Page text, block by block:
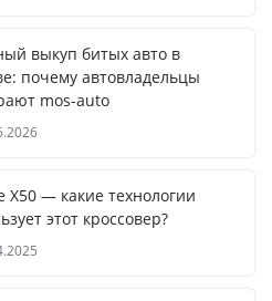
выкуп битых авто в
почему автовладельцы
mos-auto
X50 — какие технологии
этот кроссовер?